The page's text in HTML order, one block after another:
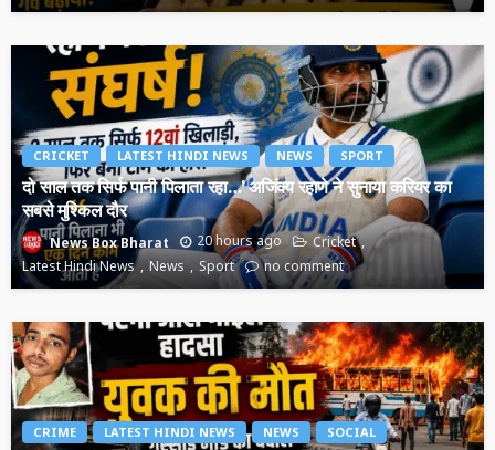
CRICKET LATEST HINDI NEWS NEWS SPORT
दो साल तक सिर्फ पानी पिलाता रहा…’ अजिंक्य रहाणे ने सुनाया करियर का
सबसे मुश्किल दौर
News Box Bharat 20 hours ago
Cricket
Latest Hindi News
News Sport no comment
CRIME LATEST HINDI NEWS NEWS SOCIAL